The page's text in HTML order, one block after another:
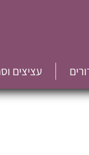
עציצים